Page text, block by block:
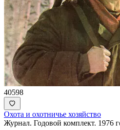
40598
Охота и охотничье хозяйство
Журнал. Годовой комплект. 1976